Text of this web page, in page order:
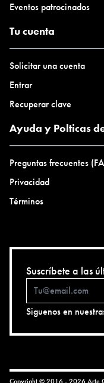
Eventos patrocinados
Tu cuenta
Solicitar una cuenta
Entrar
Recuperar clave
Ayuda y Polticas
Preguntas frecuentes
Privacidad
Términos
Suscríbete a las
Siguenos en